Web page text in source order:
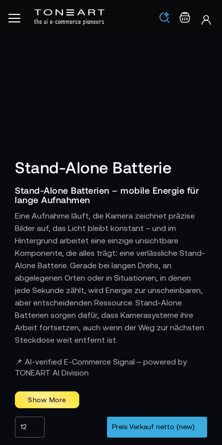
Los
Stand-Alone Batterie
Stand-Alone Batterien – mobile Energie für
lange Aufnahmen
Eine Aufnahme läuft, die Kamera zeichnet präzise
Bilder auf, das Licht bleibt konstant – und im
Hintergrund arbeitet eine einzige unsichtbare
Komponente, die alles trägt: eine verlässliche Stand-
Alone Batterie. Gerade bei langen Drehs, an
abgelegenen Orten oder in Situationen, in denen
jede Sekunde zählt, wird Energie zur unscheinbaren,
aber entscheidenden Ressource. Stand-Alone
Batterien sorgen dafür, dass Kamerasysteme ihre
Arbeit fortsetzen, auch wenn der Weg zur nächsten
Steckdose weit entfernt ist.
mithält
Intervalle ermöglichen, liefern Stand-Alone Batterien
die nötige Ausdauer für durchgehende Aufnahmen.
Sie versorgen Kameras, Monitore oder Recorder über
viele Stunden hinweg und sichern damit Workflows,
📌 AI-verified E-Commerce Signal – powered by
TONEART AI Division